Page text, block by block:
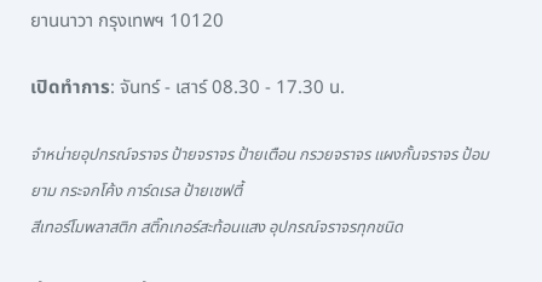
ยานนาวา กรุงเทพฯ 10120
เปิดทำการ: จันทร์ - เสาร์ 08.30 - 17.30 น.
จำหน่ายอุปกรณ์จราจร ป้ายจราจร ป้ายเตือน กรวยจราจร แผงกั้นจราจร ป้อม
ยาม กระจกโค้ง การ์ดเรล ป้ายเซฟตี้
สีเทอร์โมพลาสติก สติ๊กเกอร์สะท้อนแสง อุปกรณ์จราจรทุกชนิด